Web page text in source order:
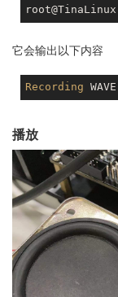
root@TinaLinux
它会输出以下内容
Recording WAVE
播放